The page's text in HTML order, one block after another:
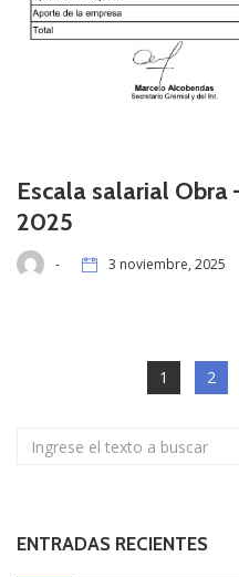
Escala salarial Obra
2025
- 3 noviembre, 2025
1 2
ENTRADAS RECIENTES